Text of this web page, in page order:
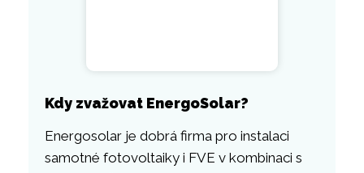
Kdy zvažovat EnergoSolar?
Energosolar je dobrá firma pro instalaci
samotné fotovoltaiky i FVE v kombinaci s